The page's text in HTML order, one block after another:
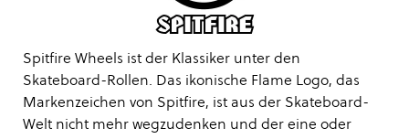
Spitfire Wheels ist der Klassiker unter den
Skateboard-Rollen. Das ikonische Flame Logo, das
Markenzeichen von Spitfire, ist aus der Skateboard-
Welt nicht mehr wegzudenken und der eine oder